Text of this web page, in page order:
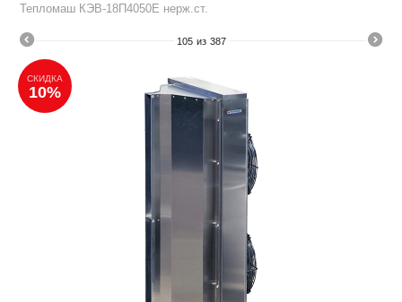
Тепломаш КЭВ-18П4050Е нерж.ст.
105 из 387
СКИДКА
10%